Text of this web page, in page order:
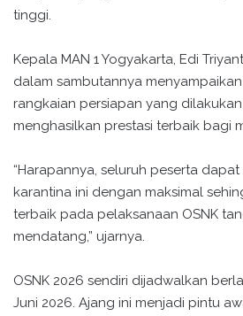
tinggi.
Kepala MAN 1 Yogyakarta, Edi
dalam sambutannya
rangkaian persiapan yang
menghasilkan prestasi terbaik bagi
“Harapannya, seluruh peserta
karantina ini dengan maksimal
terbaik pada pelaksanaan OSNK
mendatang,” ujarnya.
OSNK 2026 sendiri dijadwalkan
Juni 2026. Ajang ini menjadi pintu